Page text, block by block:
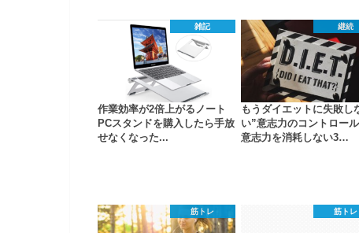
雑記
作業効率が2倍上がるノート
PCスタンドを購入したら手放
せなくなった...
継続
もうダイエットに失敗し
い”意志力のコントロー
意志力を消耗しない3…
筋トレ 筋トレ